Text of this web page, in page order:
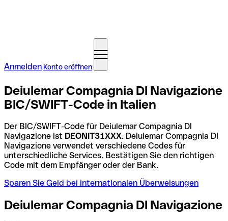
Anmelden Konto eröffnen
Deiulemar Compagnia DI Navigazione
BIC/SWIFT-Code in Italien
Der BIC/SWIFT-Code für Deiulemar Compagnia DI
Navigazione ist DEONIT31XXX. Deiulemar Compagnia DI
Navigazione verwendet verschiedene Codes für
unterschiedliche Services. Bestätigen Sie den richtigen
Code mit dem Empfänger oder der Bank.
Sparen Sie Geld bei internationalen Überweisungen
Deiulemar Compagnia DI Navigazione